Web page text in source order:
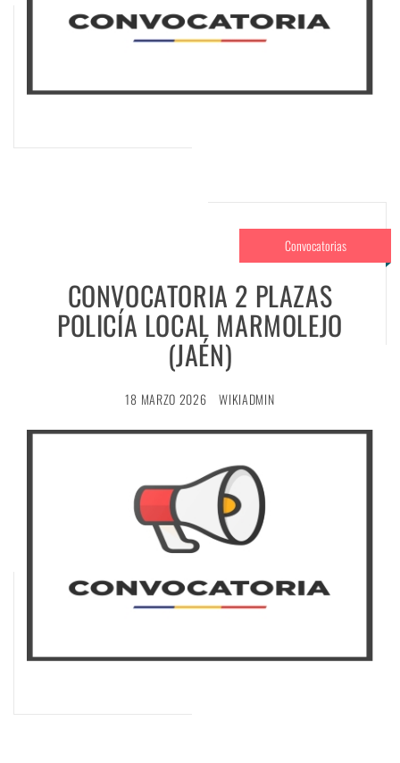
Convocatorias
CONVOCATORIA 2 PLAZAS
POLICÍA LOCAL MARMOLEJO
(JAÉN)
18 MARZO 2026 WIKIADMIN